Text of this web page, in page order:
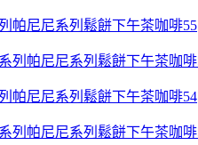
帕尼尼系列鬆餅下午茶咖啡55
帕尼尼系列鬆餅下午茶咖啡54